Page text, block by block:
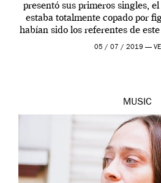
presentó sus primeros singles,
estaba totalmente copado por
habían sido los referentes de
de los 2000: Daddy Yankee,
05 / 07 / 2019 —
MUSIC